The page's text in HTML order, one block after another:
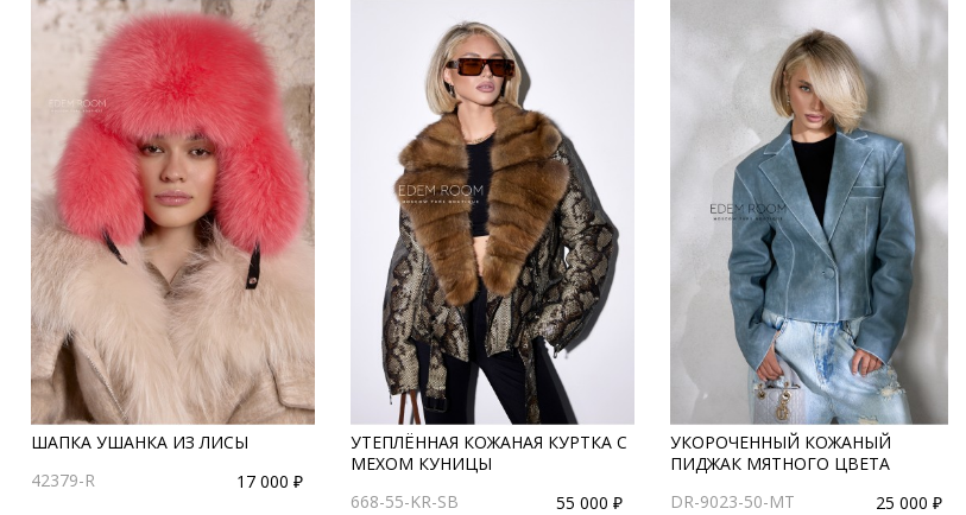
ШАПКА УШАНКА ИЗ ЛИСЫ
42379-R
17 000 ₽
УТЕПЛЁННАЯ КОЖАНАЯ КУРТКА С
МЕХОМ КУНИЦЫ
668-55-KR-SB
55 000 ₽
УКОРОЧЕННЫЙ КОЖАНЫЙ
ПИДЖАК МЯТНОГО ЦВЕТА
DR-9023-50-MT
25 000 ₽